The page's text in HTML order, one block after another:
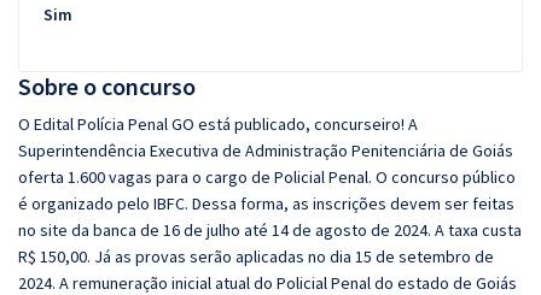
Sobre o concurso
O Edital Polícia Penal GO está publicado, concurseiro! A
Superintendência Executiva de Administração Penitenciária de Goiás
oferta 1.600 vagas para o cargo de Policial Penal. O concurso público
é organizado pelo IBFC. Dessa forma, as inscrições devem ser feitas
no site da banca de 16 de julho até 14 de agosto de 2024. A taxa custa
R$ 150,00. Já as provas serão aplicadas no dia 15 de setembro de
2024. A remuneração inicial atual do Policial Penal do estado de Goiás
Sim